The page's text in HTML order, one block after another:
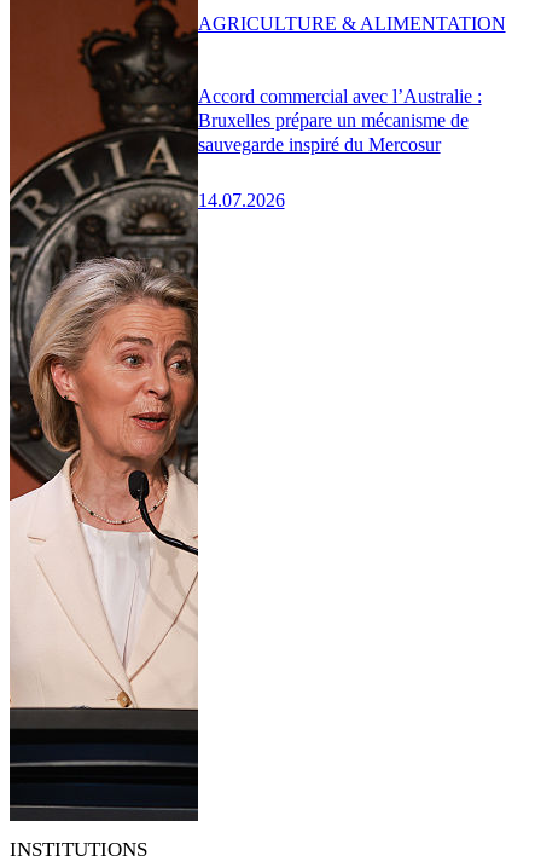
Accord commercial avec l’Australie :
Bruxelles prépare un mécanisme de
sauvegarde inspiré du Mercosur
14.07.2026
AGRICULTURE & ALIMENTATION
INSTITUTIONS